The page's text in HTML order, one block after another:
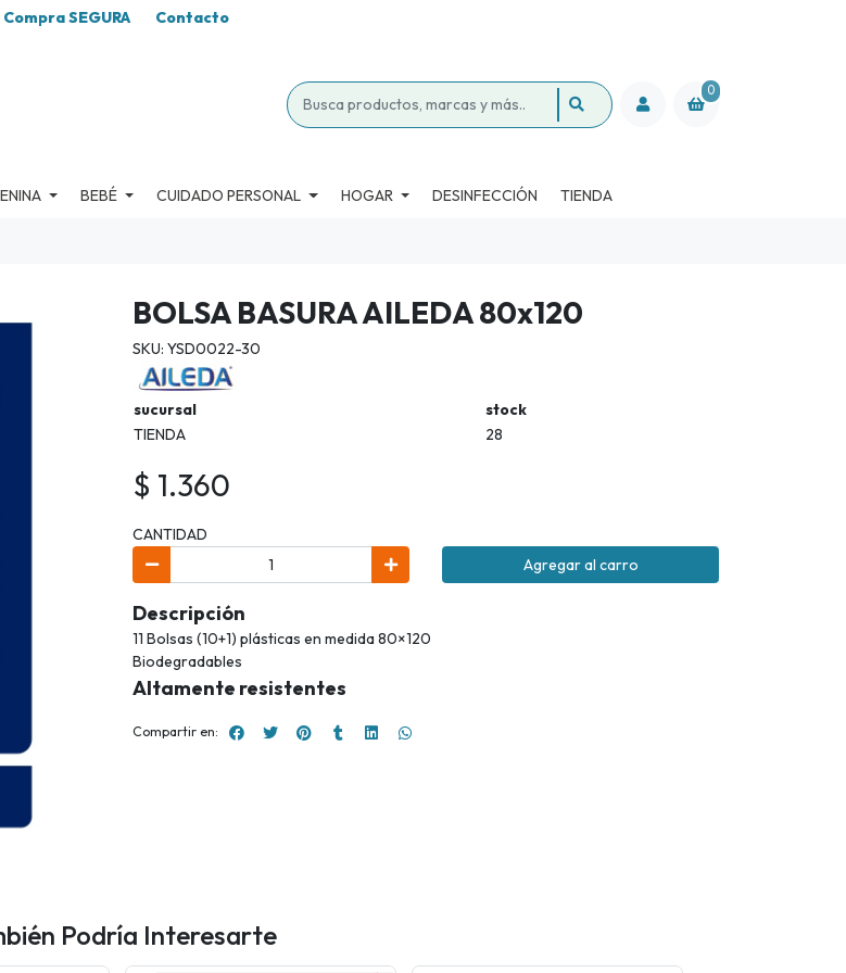
Compra SEGURA Contacto
0
BEBÉ CUIDADO PERSONAL HOGAR DESINFECCIÓN TIENDA
BOLSA BASURA AILEDA 80x120
SKU: YSD0022-30
sucursal
stock
TIENDA
28
$ 1.360
CANTIDAD
Agregar al carro
Descripción
11 Bolsas (10+1) plásticas en medida 80×120
Biodegradables
Altamente resistentes
Compartir en:
Podría Interesarte